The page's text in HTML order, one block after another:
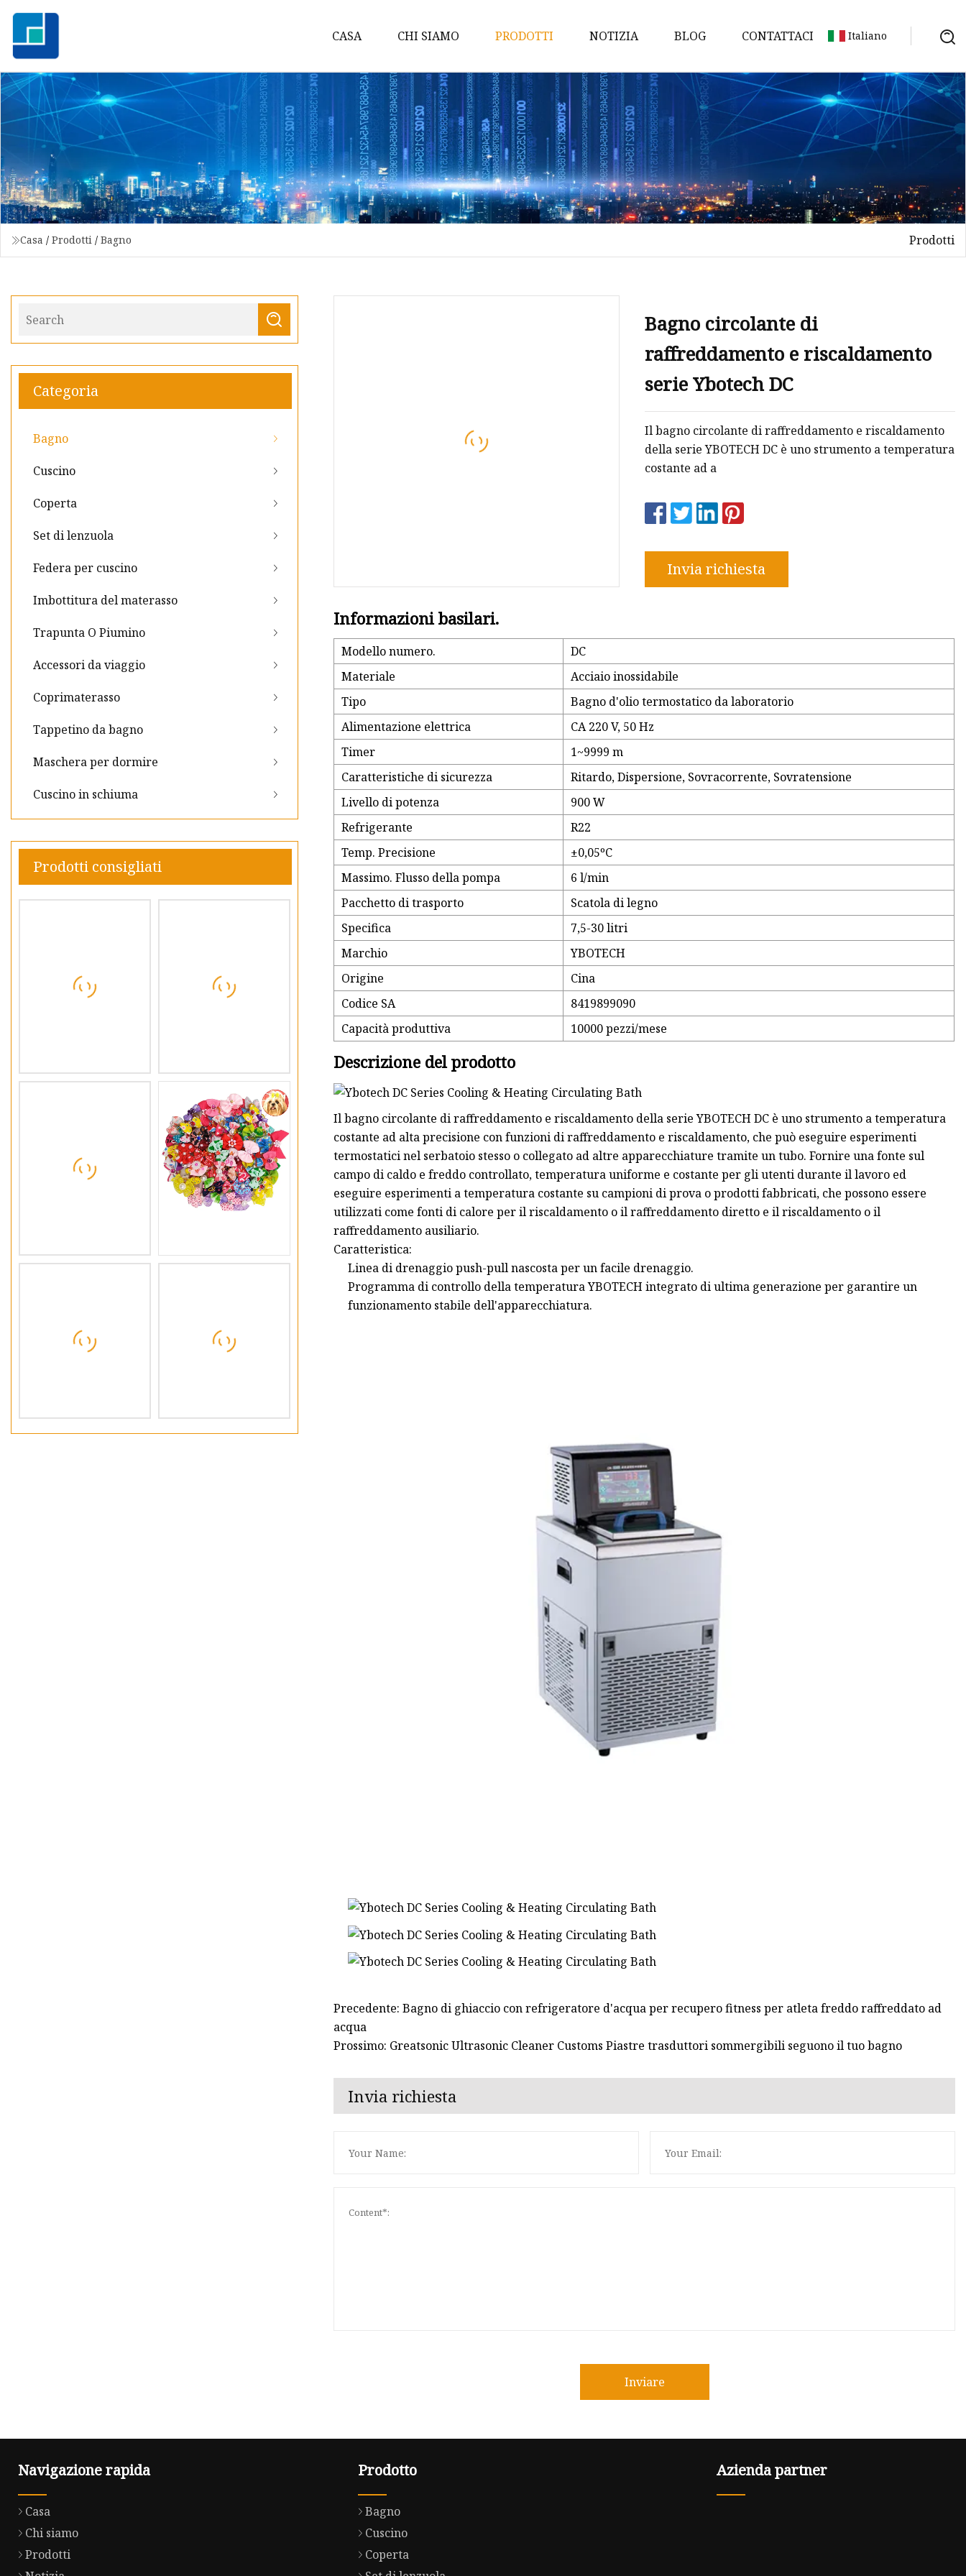
CASA CHI SIAMO PRODOTTI
Bagno
Cuscino
Coperta
Set di lenzuola
Federa per cuscino
Imbottitura del materasso
Coprimaterasso
NOTIZIA BLOG CONTATTACI Italiano
Casa / Prodotti / Bagno Prodotti
Categoria
Bagno
Cuscino
Coperta
Set di lenzuola
Federa per cuscino
Imbottitura del materasso
Trapunta O Piumino
Accessori da viaggio
Coprimaterasso
Tappetino da bagno
Maschera per dormire
Cuscino in schiuma
Prodotti consigliati
Bagno circolante di
raffreddamento e riscaldamento
serie Ybotech DC
Il bagno circolante di raffreddamento e riscaldamento
della serie YBOTECH DC è uno strumento a temperatura
costante ad a
Invia richiesta
Informazioni basilari.
Modello numero.
DC
Materiale
Acciaio inossidabile
Tipo
Bagno d'olio termostatico da laboratorio
Alimentazione elettrica
CA 220 V, 50 Hz
Timer
1~9999 m
Caratteristiche di sicurezza
Ritardo, Dispersione, Sovracorrente, Sovratensione
Livello di potenza
900 W
Refrigerante
R22
Temp. Precisione
±0,05ºC
Massimo. Flusso della pompa
6 l/min
Pacchetto di trasporto
Scatola di legno
Specifica
7,5-30 litri
Marchio
YBOTECH
Origine
Cina
Codice SA
8419899090
Capacità produttiva
10000 pezzi/mese
Descrizione del prodotto
Il bagno circolante di raffreddamento e riscaldamento della serie YBOTECH DC è uno strumento a temperatura
costante ad alta precisione con funzioni di raffreddamento e riscaldamento, che può eseguire esperimenti
termostatici nel serbatoio stesso o collegato ad altre apparecchiature tramite un tubo. Fornire una fonte sul
campo di caldo e freddo controllato, temperatura uniforme e costante per gli utenti durante il lavoro ed
eseguire esperimenti a temperatura costante su campioni di prova o prodotti fabbricati, che possono essere
utilizzati come fonti di calore per il riscaldamento o il raffreddamento diretto e il riscaldamento o il
raffreddamento ausiliario.
Caratteristica:
Linea di drenaggio push-pull nascosta per un facile drenaggio.
Programma di controllo della temperatura YBOTECH integrato di ultima generazione per garantire un
funzionamento stabile dell'apparecchiatura.
Precedente: Bagno di ghiaccio con refrigeratore d'acqua per recupero fitness per atleta freddo raffreddato ad
acqua
Prossimo: Greatsonic Ultrasonic Cleaner Customs Piastre trasduttori sommergibili seguono il tuo bagno
Invia richiesta
Inviare
Navigazione rapida
Casa
Chi siamo
Prodotti
Prodotto
Bagno
Cuscino
Coperta
Azienda partner